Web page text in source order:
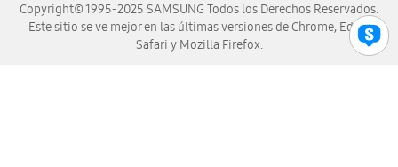
Copyright© 1995-2025 SAMSUNG Todos los Derechos Reservados.
Este sitio se ve mejor en las últimas versiones de Chrome, Edge,
Safari y Mozilla Firefox.